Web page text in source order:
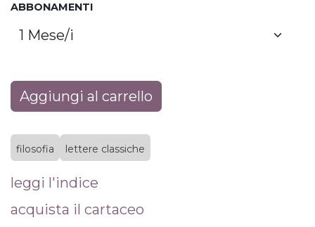
ABBONAMENTI
Aggiungi al carrello
filosofia lettere classiche
leggi l'indice
acquista il cartaceo